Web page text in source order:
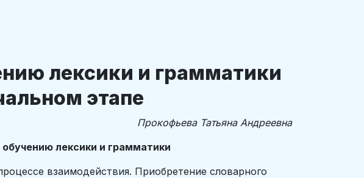
лексики и грамматики
этапе
Прокофьева Татьяна Андреевна
лексики и грамматики
взаимодействия. Приобретение словарного